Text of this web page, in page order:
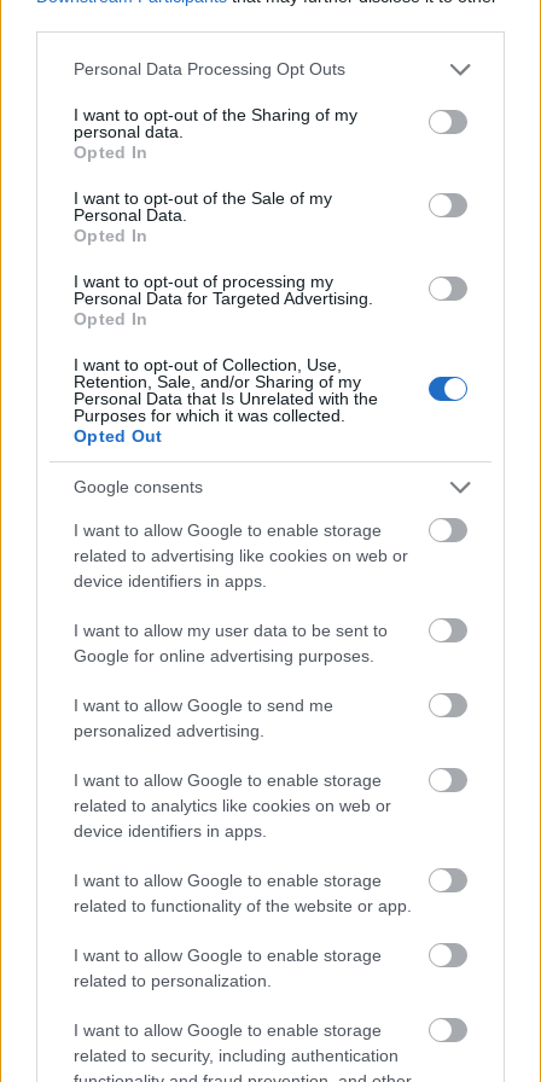
Please note that this website/app uses one or more Google
not limited to your visit or usage behaviour. You may click to
grant or deny consent to Google and its third-party tags to
use your data for below specified purposes in below Google
consent section.
Personal Data Processing Opt Outs
I want to opt-out of the Sharing of my
personal data.
Opted In
I want to opt-out of the Sale of my
Personal Data.
Opted In
I want to opt-out of processing my
Personal Data for Targeted Advertising.
Opted In
I want to opt-out of Collection, Use,
Retention, Sale, and/or Sharing of my
Personal Data that Is Unrelated with the
Purposes for which it was collected.
Opted Out
Google consents
I want to allow Google to enable storage
related to advertising like cookies on web or
device identifiers in apps.
I want to allow my user data to be sent to
Google for online advertising purposes.
I want to allow Google to send me
personalized advertising.
I want to allow Google to enable storage
related to analytics like cookies on web or
device identifiers in apps.
I want to allow Google to enable storage
related to functionality of the website or app.
I want to allow Google to enable storage
related to personalization.
I want to allow Google to enable storage
related to security, including authentication
megjelennek az iskolákban, hogy drogprevenció
Nemrég több mint 1100 középiskolás és
online kérdőívet, amelyben arról kérdeztük őket,
milyen tartalmú iskolai drogmegelőzésen vettek
mint fele vett részt olyan programon, amit rendőr
tartott, és csupán kisebbsége olyanon, amit külső
szakember. Ráadásul a drogmegelőzési programok
nagy része még mindig arra az elavult szemléletre
épül, hogy a fiatalokat a drogfogyasztás ártalmait
eltúlzó előadásokkal, filmvetítésekkel próbálják meg
elrettenteni, és beléjük sulykolják, hogy ez egy
büntetendő cselekmény. Ez a módszer a
szakirodalom szerint bumeráng-hatással jár. A
felmérés szerint a diákok többsége úgy érezte, hogy
a drogmegelőzési program eltúlozta a drogok
ártalmait, és tízből nyolc tanuló nem mert volna
Az ENSZ idén a június 26-ki drogvilágnapot azzal a
fiatalokat. Ezzel is azt üzeni, hogy a bizalmi légkör
kialakítása, az interaktív, a tanulók élményeit
programok működőképesek. Úgy tűnik, ez az üzenet
nagyon nem jutott el Magyarországra. Az ilyen
programok nálunk sajnos ritkák, mint a fehér holló,
és főleg az elitiskolákra jellemzők. A legtöbb
középiskola azt hiszi, hogy letudja az egész
problémát annyival, hogy meghív egy rendőrt
előadni a drogozás veszélyeiről, majd ha valamelyik
diák mégis füvet szív, akkor ráhívják a rendőrséget.
Pedig tévhit, hogy a pedagógusnak feljelentési
kötelezettsége van. A rendőrségnek viszont, ha
bűncselekmény gyanúját tapasztalja, nincs